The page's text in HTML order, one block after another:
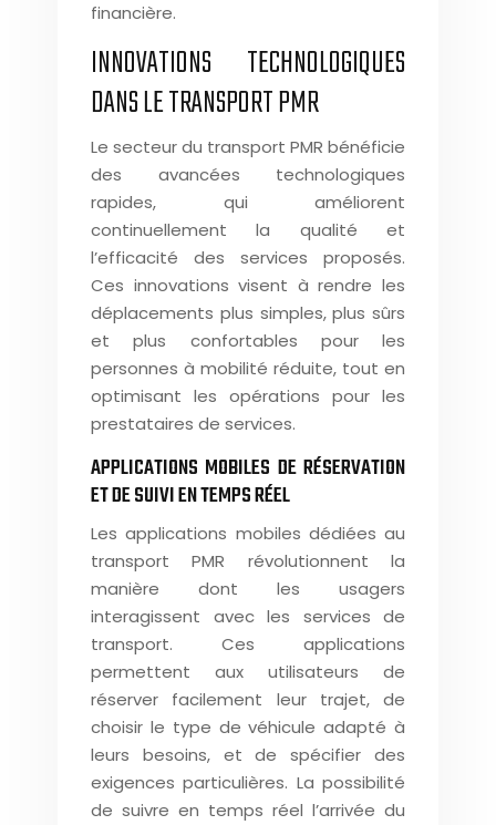
financière.
INNOVATIONS TECHNOLOGIQUES
DANS LE TRANSPORT PMR
Le secteur du transport PMR bénéficie
des avancées technologiques
rapides, qui améliorent
continuellement la qualité et
l’efficacité des services proposés.
Ces innovations visent à rendre les
déplacements plus simples, plus sûrs
et plus confortables pour les
personnes à mobilité réduite, tout en
optimisant les opérations pour les
prestataires de services.
APPLICATIONS MOBILES DE RÉSERVATION
ET DE SUIVI EN TEMPS RÉEL
Les applications mobiles dédiées au
transport PMR révolutionnent la
manière dont les usagers
interagissent avec les services de
transport. Ces applications
permettent aux utilisateurs de
réserver facilement leur trajet, de
choisir le type de véhicule adapté à
leurs besoins, et de spécifier des
exigences particulières. La possibilité
de suivre en temps réel l’arrivée du